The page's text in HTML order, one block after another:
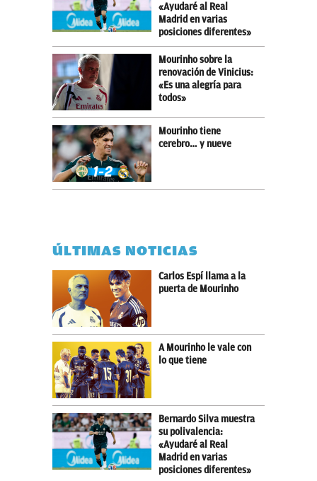
«Ayudaré al Real
Madrid en varias
posiciones diferentes»
Mourinho sobre la
renovación de Vinicius:
«Es una alegría para
todos»
Mourinho tiene
cerebro… y nueve
ÚLTIMAS NOTICIAS
Carlos Espí llama a la
puerta de Mourinho
A Mourinho le vale con
lo que tiene
Bernardo Silva muestra
su polivalencia:
«Ayudaré al Real
Madrid en varias
posiciones diferentes»